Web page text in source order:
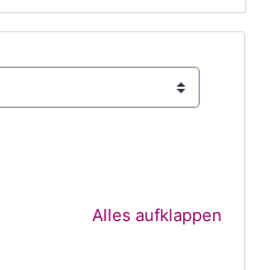
Alles aufklappen